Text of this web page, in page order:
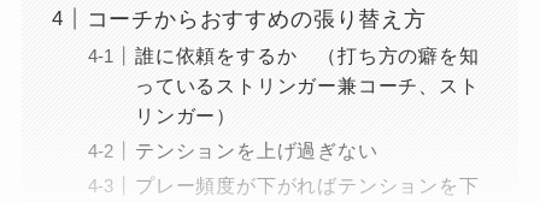
コーチからおすすめの張り替え方
誰に依頼をするか （打ち方の癖を知
っているストリンガー兼コーチ、スト
リンガー）
テンションを上げ過ぎない
プレー頻度が下がればテンションを下